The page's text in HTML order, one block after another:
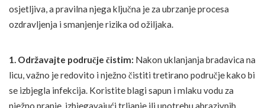
osjetljiva, a pravilna njega ključna je za ubrzanje procesa
ozdravljenja i smanjenje rizika od ožiljaka.
1. Održavajte područje čistim: Nakon uklanjanja bradavica na
licu, važno je redovito i nježno čistiti tretirano područje kako bi
se izbjegla infekcija. Koristite blagi sapun i mlaku vodu za